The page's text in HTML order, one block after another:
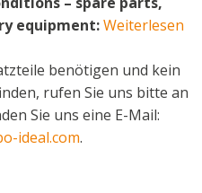
equipment: Weiterlesen
benötigen und kein
rufen Sie uns bitte an
Sie uns eine E-Mail:
ideal.com.